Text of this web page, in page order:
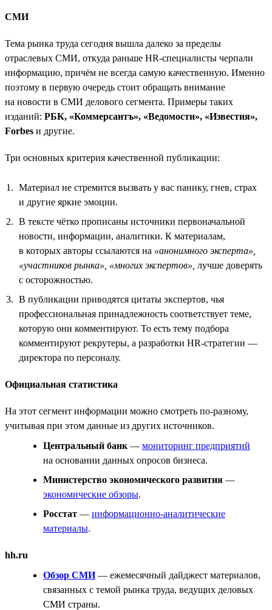
СМИ
Тема рынка труда сегодня вышла далеко за пределы
отраслевых СМИ, откуда раньше HR-специалисты черпали
информацию, причём не всегда самую качественную. Именно
поэтому в первую очередь стоит обращать внимание
на новости в СМИ делового сегмента. Примеры таких
изданий: РБК, «Коммерсантъ», «Ведомости», «Известия»,
Forbes и другие.
Три основных критерия качественной публикации:
Материал не стремится вызвать у вас панику, гнев, страх
и другие яркие эмоции.
В тексте чётко прописаны источники первоначальной
новости, информации, аналитики. К материалам,
в которых авторы ссылаются на «анонимного эксперта»,
«участников рынка», «многих экспертов», лучше доверять
с осторожностью.
В публикации приводятся цитаты экспертов, чья
профессиональная принадлежность соответствует теме,
которую они комментируют. То есть тему подбора
комментируют рекрутеры, а разработки HR-стратегии —
директора по персоналу.
Официальная статистика
На этот сегмент информации можно смотреть по-разному,
учитывая при этом данные из других источников.
Центральный банк — мониторинг предприятий
на основании данных опросов бизнеса.
Министерство экономического развития —
экономические обзоры.
Росстат — информационно-аналитические
материалы.
hh.ru
Обзор СМИ— ежемесячный дайджест материалов,
связанных с темой рынка труда, ведущих деловых
СМИ страны.